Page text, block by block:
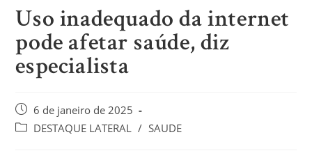
Uso inadequado da internet
pode afetar saúde, diz
especialista
6 de janeiro de 2025
DESTAQUE LATERAL / SAUDE